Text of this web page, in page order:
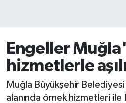
Engeller
hizmetlerle
Muğla Büyükşehir
alanında örnek hizmetleri ile
SİYASET GÜNDEMİ
SPOR BÜLTENİ
Süper Lig Puan Durumu
Tüm Manşetler